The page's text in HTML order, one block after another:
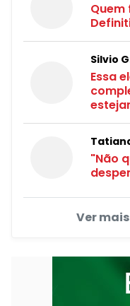
Silvio
Essa
"Não
Ver